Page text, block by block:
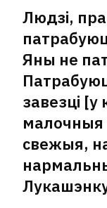
Людзі,
Яны не
завезці
малочныя
свежыя,